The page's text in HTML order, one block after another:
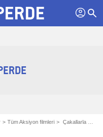
profil search
Tüm Aksiyon filmleri Çakallarla Dans 6